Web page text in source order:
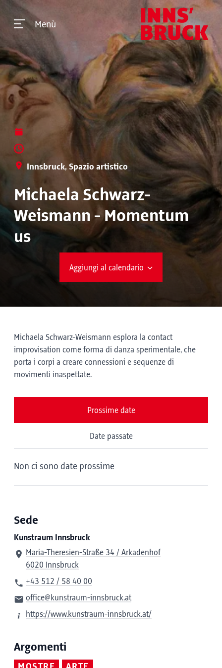
Menù
Innsbruck, Spazio artistico
Michaela Schwarz-
Weismann - Momentum
us
Aggiungi al calendario
Michaela Schwarz-Weismann esplora la contact
improvisation come forma di danza sperimentale, che
porta i corpi a creare connessioni e sequenze di
movimenti inaspettate.
Prossime date
Date passate
Non ci sono date prossime
Sede
Kunstraum Innsbruck
Maria-Theresien-Straße 34 / Arkadenhof
6020 Innsbruck
+43 512 / 58 40 00
office@kunstraum-innsbruck.at
https://www.kunstraum-innsbruck.at/
Argomenti